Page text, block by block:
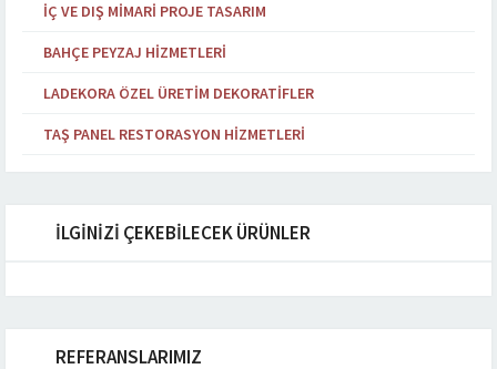
İÇ VE DIŞ MIMARI PROJE TASARIM
BAHÇE PEYZAJ HIZMETLERI
LADEKORA ÖZEL ÜRETIM DEKORATIFLER
TAŞ PANEL RESTORASYON HIZMETLERI
İLGİNİZİ ÇEKEBİLECEK ÜRÜNLER
REFERANSLARIMIZ